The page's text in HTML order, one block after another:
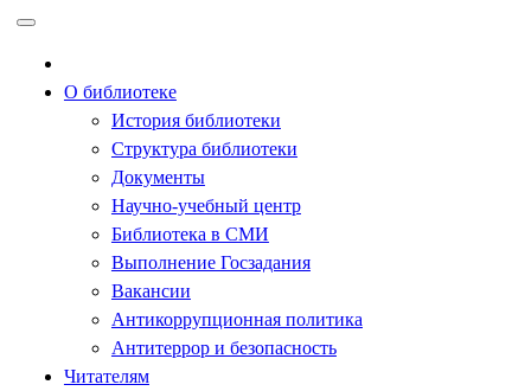
содержимому
О библиотеке
История библиотеки
Структура библиотеки
Документы
Научно-учебный центр
Библиотека в СМИ
Выполнение Госзадания
Вакансии
Антикоррупционная политика
Антитеррор и безопасность
Читателям